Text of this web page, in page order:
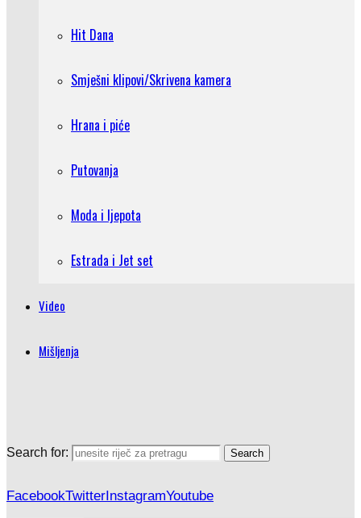
Hit Dana
Smješni klipovi/Skrivena kamera
Hrana i piće
Putovanja
Moda i ljepota
Estrada i Jet set
Video
Mišljenja
Search for: Search
FacebookTwitterInstagramYoutube